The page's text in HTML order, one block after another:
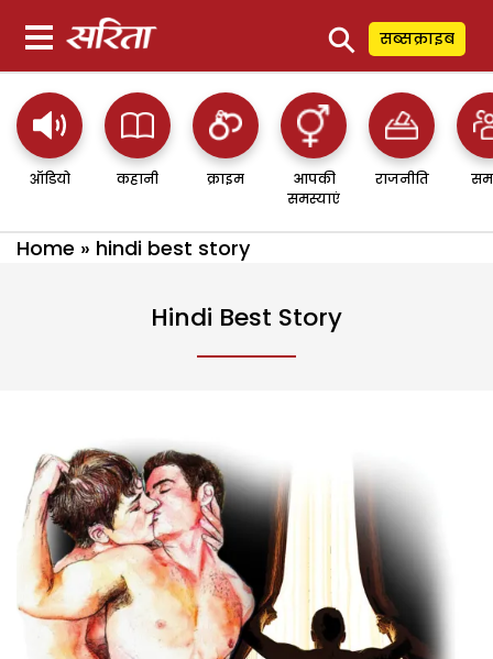
⚲ सब्सक्राइब
ऑडियो कहानी क्राइम
आपकी
समस्याएं
राजनीति
Home » hindi best story
Hindi Best Story